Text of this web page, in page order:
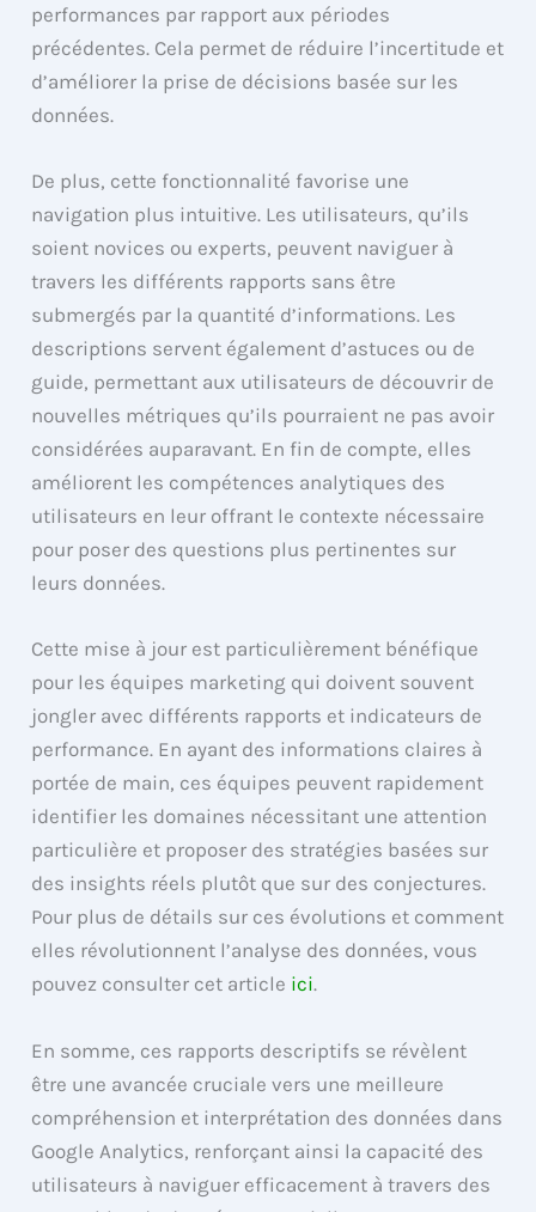
performances par rapport aux périodes
précédentes. Cela permet de réduire l’incertitude et
d’améliorer la prise de décisions basée sur les
données.
De plus, cette fonctionnalité favorise une
navigation plus intuitive. Les utilisateurs, qu’ils
soient novices ou experts, peuvent naviguer à
travers les différents rapports sans être
submergés par la quantité d’informations. Les
descriptions servent également d’astuces ou de
guide, permettant aux utilisateurs de découvrir de
nouvelles métriques qu’ils pourraient ne pas avoir
considérées auparavant. En fin de compte, elles
améliorent les compétences analytiques des
utilisateurs en leur offrant le contexte nécessaire
pour poser des questions plus pertinentes sur
leurs données.
Cette mise à jour est particulièrement bénéfique
pour les équipes marketing qui doivent souvent
jongler avec différents rapports et indicateurs de
performance. En ayant des informations claires à
portée de main, ces équipes peuvent rapidement
identifier les domaines nécessitant une attention
particulière et proposer des stratégies basées sur
des insights réels plutôt que sur des conjectures.
Pour plus de détails sur ces évolutions et comment
elles révolutionnent l’analyse des données, vous
pouvez consulter cet article ici.
En somme, ces rapports descriptifs se révèlent
être une avancée cruciale vers une meilleure
compréhension et interprétation des données dans
Google Analytics, renforçant ainsi la capacité des
utilisateurs à naviguer efficacement à travers des